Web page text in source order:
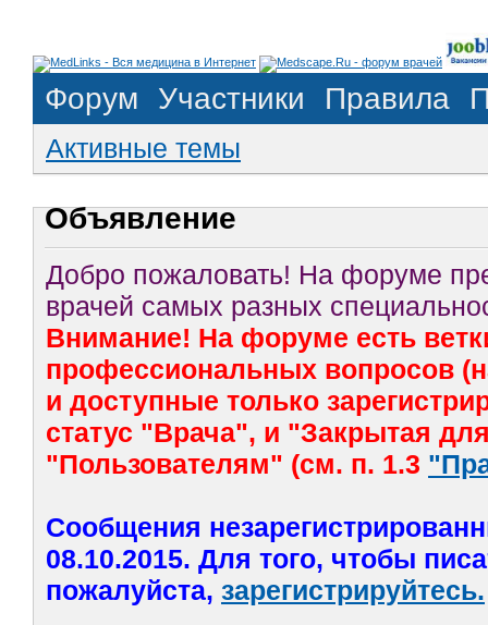
Форум Участники Правила
Активные темы
Объявление
Добро пожаловать! На форуме
врачей самых разных
Внимание! На форуме есть
профессиональных вопросов
и доступные только
статус "Врача", и "Закрытая
"Пользователям" (см. п. 1.3
Сообщения
08.10.2015. Для того, чтобы
пожалуйста, зарегистрируйтесь.